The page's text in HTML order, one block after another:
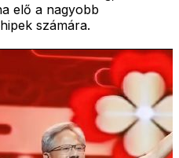
elő a nagyobb
számára.